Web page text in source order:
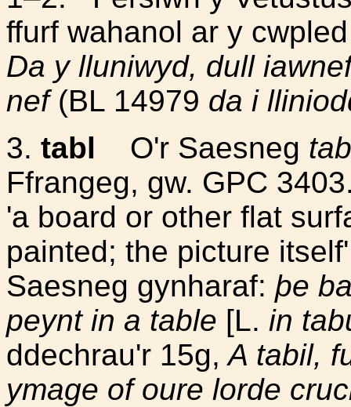
ffurf wahanol ar y
Da y lluniwyd, dull
nef(BL 14979 da i
3. tabl O'r Saesneg
Ffrangeg, gw. GPC
'a board or other flat
painted; the picture
Saesneg gynharaf: þe
peynt in a table [L. in
ddechrau'r 15g, A tabil,
ymage of oure lorde